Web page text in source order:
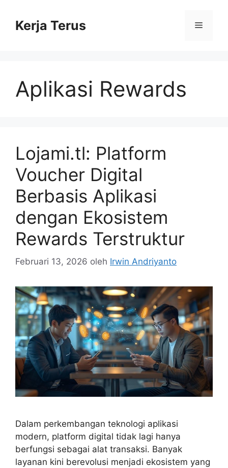
Kerja Terus Menu
Aplikasi Rewards
Lojami.tl: Platform
Voucher Digital
Berbasis Aplikasi
dengan Ekosistem
Rewards Terstruktur
Februari 13, 2026 oleh Irwin Andriyanto
Dalam perkembangan teknologi aplikasi
modern, platform digital tidak lagi hanya
berfungsi sebagai alat transaksi. Banyak
layanan kini berevolusi menjadi ekosistem yang